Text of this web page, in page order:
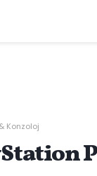
Konzoloj